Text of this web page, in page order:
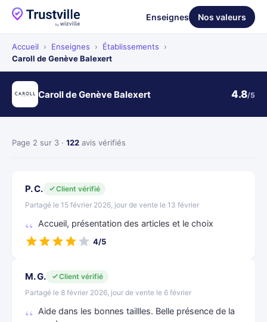
Enseignes Nos valeurs
Accueil › Enseignes › Établissements
›
Caroll de Genève Balexert
Caroll de Genève Balexert 4.8/5
Page 2 sur 3 · 122 avis vérifiés
P. C.
Client vérifié
Partagé le 15 février 2026, jour de vente le 13 février
Accueil, présentation des articles et le choix
4/5
M. G.
Client vérifié
Partagé le 8 février 2026, jour de vente le 6 février
Aide dans les bonnes taillles. Belle présence de la